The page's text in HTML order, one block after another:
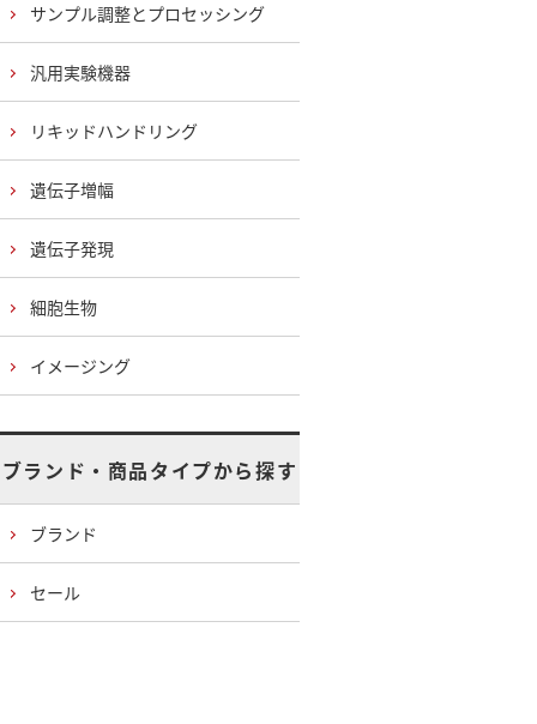
サンプル調整とプロセッシング
汎用実験機器
リキッドハンドリング
遺伝子増幅
遺伝子発現
細胞生物
イメージング
ブランド・商品タイプから探す
ブランド
セール